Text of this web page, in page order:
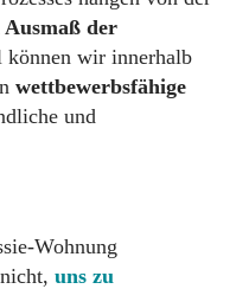
der
können wir innerhalb
wettbewerbsfähige
und
Wohnung
uns zu